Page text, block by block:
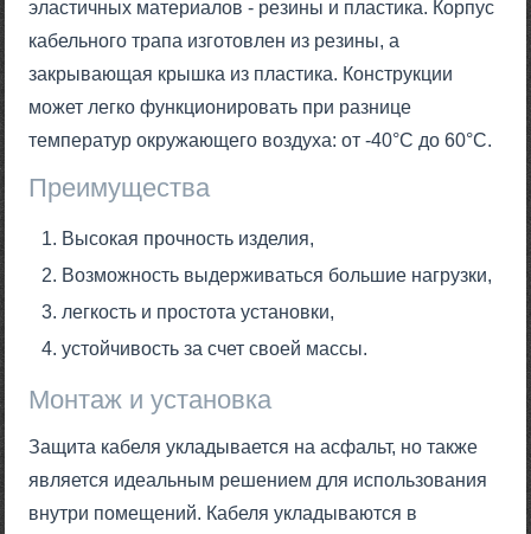
эластичных материалов - резины и пластика. Корпус
кабельного трапа изготовлен из резины, а
закрывающая крышка из пластика. Конструкции
может легко функционировать при разнице
температур окружающего воздуха: от -40°С до 60°С.
Преимущества
Высокая прочность изделия,
Возможность выдерживаться большие нагрузки,
легкость и простота установки,
устойчивость за счет своей массы.
Монтаж и установка
Защита кабеля укладывается на асфальт, но также
является идеальным решением для использования
внутри помещений. Кабеля укладываются в